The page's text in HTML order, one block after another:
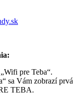
pre Teba“.
sa Vám zobrazí prvá
TEBA.